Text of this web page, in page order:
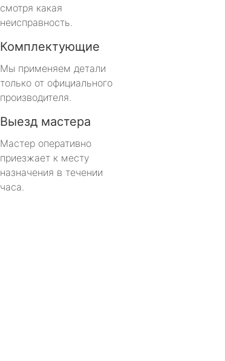
смотря какая
неисправность.
Комплектующие
Мы применяем детали
только от официального
производителя.
Выезд мастера
Мастер оперативно
приезжает к месту
назначения в течении
часа.